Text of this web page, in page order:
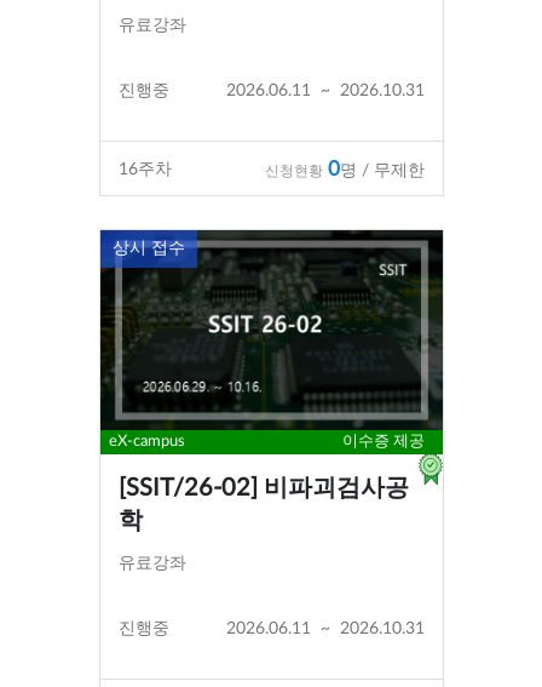
유료강좌
진행중 2026.06.11 ~ 2026.10.31
16주차 신청현황 0명 / 무제한
상시 접수
eX-campus 이수증 제공
[SSIT/26-02] 비파괴검사공
학
유료강좌
진행중 2026.06.11 ~ 2026.10.31